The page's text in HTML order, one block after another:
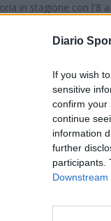
Diario
If you wish
sensitive
confirm your
continue
information
further
participants.
in stagione con l'8
quattro reti. A segno
gli ospiti.
nei play-out
Sardara 1983 ,